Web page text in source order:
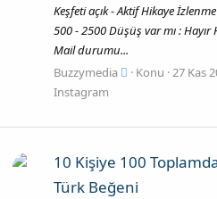
Keşfeti açık - Aktif Hikaye
500 - 2500 Düşüş var mı :
Mail durumu...
Buzzymedia
Konu 27 Kas
Instagram
10 Kişiye 100
Türk Beğeni